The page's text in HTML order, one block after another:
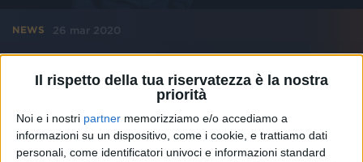
Il rispetto della tua riservatezza è la nostra
priorità
Noi e i nostri partner memorizziamo e/o accediamo a
informazioni su un dispositivo, come i cookie, e trattiamo dati
personali, come identificatori univoci e informazioni standard
NEWS 26 mar 2020
Montigny intervista Andrea Fontana
Guarda tutti i video nelle Storie su Instagram del
nostro profilo ufficiale